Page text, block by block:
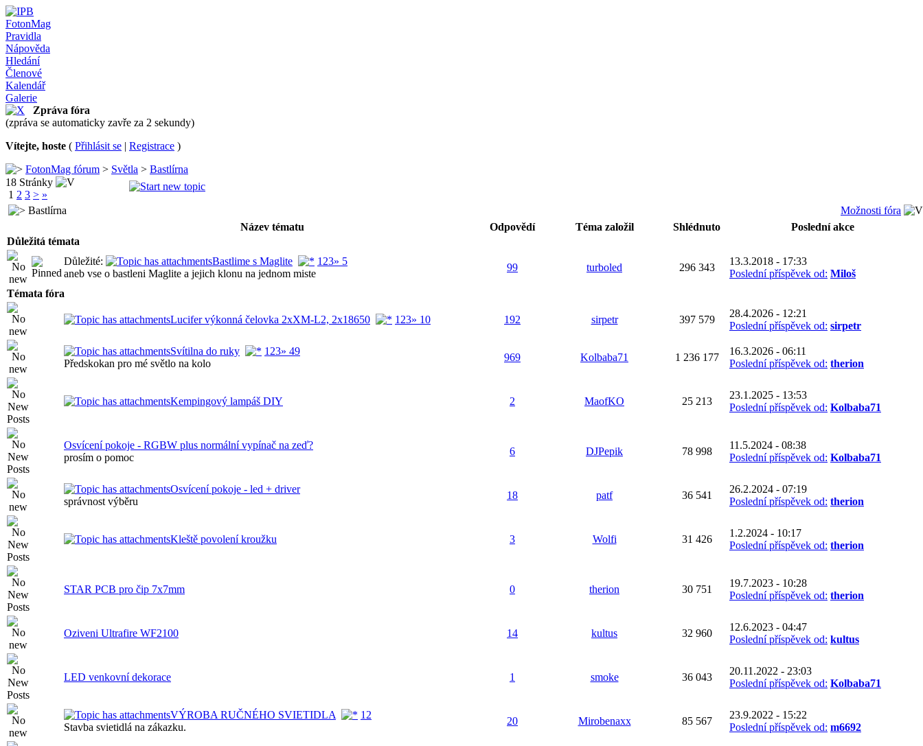
FotonMag
Pravidla
Nápověda
Hledání
Členové
Kalendář
Galerie
Zpráva fóra
(zpráva se automaticky zavře za 2 sekundy)
Vítejte, hoste ( Přihlásit se | Registrace )
FotonMag fórum > Světla > Bastlírna
18 Stránky
1 2 3 > »
Bastlírna
Možnosti fóra
Název tématu
Odpovědí Téma založil Shlédnuto
Poslední akce
Důležitá témata
Důležité:
Bastlime s Maglite 1 23» 5
aneb vse o bastleni Maglite a jejich klonu na jednom miste
99 turboled 296 343
13.3.2018 - 17:33
Poslední příspěvek od: Miloš
Témata fóra
Lucifer výkonná čelovka 2xXM-L2, 2x18650 1 23» 10 192 sirpetr 397 579
28.4.2026 - 12:21
Poslední příspěvek od: sirpetr
Svítilna do ruky 1 23» 49
Předskokan pro mé světlo na kolo
969 Kolbaba71 1 236 177
16.3.2026 - 06:11
Poslední příspěvek od: therion
Kempingový lampáš DIY 2 MaofKO 25 213
23.1.2025 - 13:53
Poslední příspěvek od: Kolbaba71
Osvícení pokoje - RGBW plus normální vypínač na zeď?
prosím o pomoc
6 DJPepik 78 998
11.5.2024 - 08:38
Poslední příspěvek od: Kolbaba71
Osvícení pokoje - led + driver
správnost výběru
18 patf 36 541
26.2.2024 - 07:19
Poslední příspěvek od: therion
Kleště povolení kroužku 3 Wolfi 31 426
1.2.2024 - 10:17
Poslední příspěvek od: therion
STAR PCB pro čip 7x7mm 0 therion 30 751
19.7.2023 - 10:28
Poslední příspěvek od: therion
Oziveni Ultrafire WF2100 14 kultus 32 960
12.6.2023 - 04:47
Poslední příspěvek od: kultus
LED venkovní dekorace 1 smoke 36 043
20.11.2022 - 23:03
Poslední příspěvek od: Kolbaba71
VÝROBA RUČNÉHO SVIETIDLA 1 2
Stavba svietidlá na zákazku.
20 Mirobenaxx 85 567
23.9.2022 - 15:22
Poslední příspěvek od: m6692